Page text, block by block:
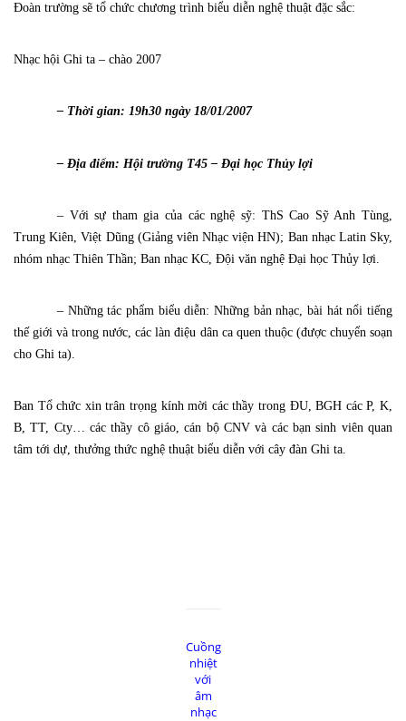
Đoàn trường sẽ tổ chức chương trình biểu diễn nghệ thuật đặc sắc:
Nhạc hội Ghi ta – chào 2007
– Thời gian: 19h30 ngày 18/01/2007
– Địa điểm: Hội trường T45 – Đại học Thủy lợi
– Với sự tham gia của các nghệ sỹ: ThS Cao Sỹ Anh Tùng,
Trung Kiên, Việt Dũng (Giảng viên Nhạc viện HN); Ban nhạc Latin Sky,
nhóm nhạc Thiên Thần; Ban nhạc KC, Đội văn nghệ Đại học Thủy lợi.
– Những tác phẩm biểu diễn: Những bản nhạc, bài hát nổi tiếng
thế giới và trong nước, các làn điệu dân ca quen thuộc (được chuyển soạn
cho Ghi ta).
Ban Tổ chức xin trân trọng kính mời các thầy trong ĐU, BGH các P, K,
B, TT, Cty… các thầy cô giáo, cán bộ CNV và các bạn sinh viên quan
tâm tới dự, thưởng thức nghệ thuật biểu diễn với cây đàn Ghi ta.
Cuồng
nhiệt
với
âm
nhạc